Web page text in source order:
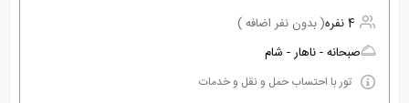
4 نفره
( بدون نفر اضافه )
صبحانه - ناهار - شام
تور با احتساب حمل و نقل و خدمات